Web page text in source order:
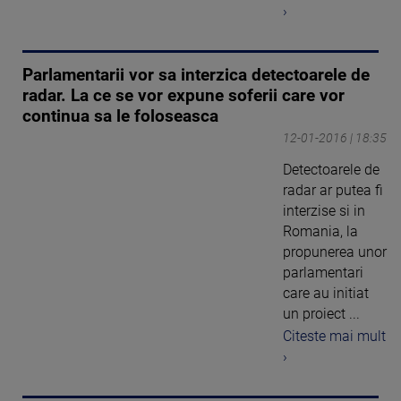
›
Parlamentarii vor sa interzica detectoarele de
radar. La ce se vor expune soferii care vor
continua sa le foloseasca
12-01-2016 | 18:35
Detectoarele de
radar ar putea fi
interzise si in
Romania, la
propunerea unor
parlamentari
care au initiat
un proiect ...
Citeste mai mult
›